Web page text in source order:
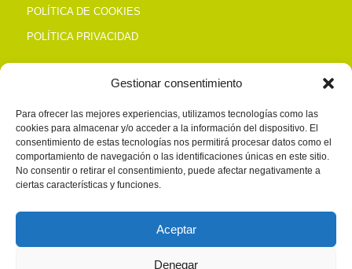
Gestionar consentimiento
Para ofrecer las mejores experiencias, utilizamos tecnologías como las
cookies para almacenar y/o acceder a la información del dispositivo. El
consentimiento de estas tecnologías nos permitirá procesar datos como el
comportamiento de navegación o las identificaciones únicas en este sitio.
No consentir o retirar el consentimiento, puede afectar negativamente a
ciertas características y funciones.
Aceptar
Denegar
POLÍTICA DE COOKIES
POLÍTICA PRIVACIDAD
Alto de San Antón, s/n Polg. Salcedillo TRÁPAGA
Tel. 944 937 400
zaitegui@zaitegui.com
HORARIO